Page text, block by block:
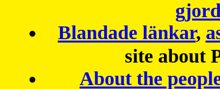
Blandade länkar,
site about
About the